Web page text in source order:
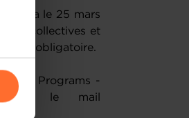
le 25 mars
collectives et
est obligatoire.
SME Programs -
via le mail